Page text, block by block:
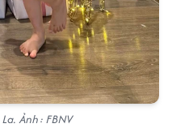
Ảnh: FBNV